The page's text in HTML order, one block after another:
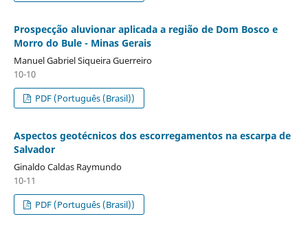
Prospecção aluvionar aplicada a região de Dom Bosco e
Morro do Bule - Minas Gerais
Manuel Gabriel Siqueira Guerreiro
10-10
PDF (Português (Brasil))
Aspectos geotécnicos dos escorregamentos na escarpa de
Salvador
Ginaldo Caldas Raymundo
10-11
PDF (Português (Brasil))